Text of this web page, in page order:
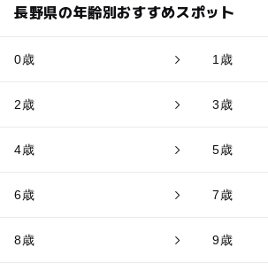
長野県の年齢別おすすめスポット
0歳 1歳
2歳 3歳
4歳 5歳
6歳 7歳
8歳 9歳